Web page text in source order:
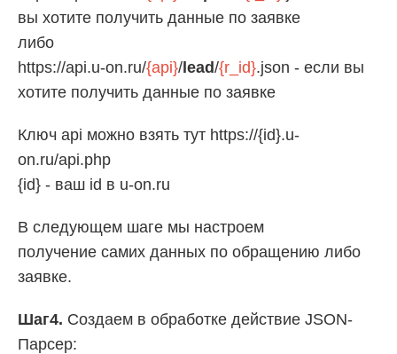
вы хотите получить данные по заявке
либо
https://api.u-on.ru/{api}/lead/{r_id}.json - если вы
хотите получить данные по заявке
Ключ api можно взять тут https://{id}.u-
on.ru/api.php
{id} - ваш id в u-on.ru
В следующем шаге мы настроем
получение самих данных по обращению либо
заявке.
Шаг4. Создаем в обработке действие JSON-
Парсер: